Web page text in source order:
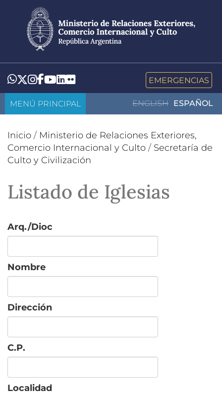
contenido
principal
Whatsapp
Twitter
Instagram
Facebook
YouTube
LinkedIn
Flickr EMERGENCIAS
ENGLISH ESPAÑOL
MENÚ PRINCIPAL
Inicio / Ministerio de Relaciones Exteriores,
Comercio Internacional y Culto / Secretaría de
Culto y Civilización
Listado de Iglesias
Arq./Dioc
Nombre
Dirección
C.P.
Localidad